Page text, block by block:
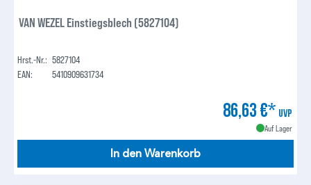
VAN WEZEL Einstiegsblech (5827104)
Hrst.-Nr.: 5827104
EAN:
5410909631734
86,63 €* UVP
Auf Lager
In den Warenkorb